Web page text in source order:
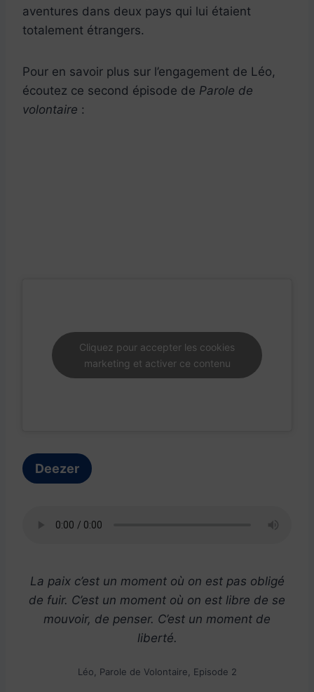
aventures dans deux pays qui lui étaient
totalement étrangers.
Pour en savoir plus sur l’engagement de Léo,
écoutez ce second épisode de Parole de
volontaire :
Cliquez pour accepter les cookies
marketing et activer ce contenu
Deezer
La paix c’est un moment où on est pas obligé
de fuir. C’est un moment où on est libre de se
mouvoir, de penser. C’est un moment de
liberté.
Léo, Parole de Volontaire, Episode 2